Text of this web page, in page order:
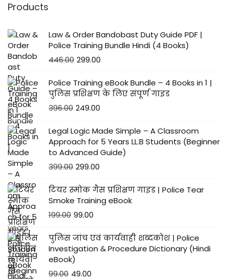
Products
Law & Order Bandobast Duty Guide PDF |
Police Training Bundle Hindi (4 Books)
446.00 299.00
Police Training eBook Bundle – 4 Books in 1 |
पुलिस प्रशिक्षण के लिए संपूर्ण गाइड
396.00 249.00
Legal Logic Made Simple – A Classroom
Approach for 5 Years LL.B Students (Beginner
to Advanced Guide)
399.00 299.00
टियर स्मोक गैस प्रशिक्षण गाइड | Police Tear
Smoke Training eBook
199.00 99.00
पुलिस जांच एवं कार्यवाही शब्दकोश | Police
Investigation & Procedure Dictionary (Hindi
eBook)
99.00 49.00